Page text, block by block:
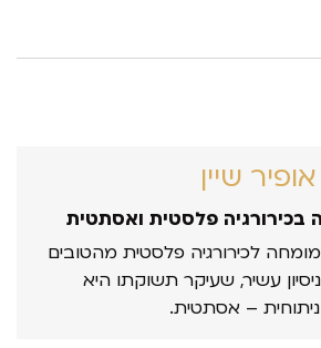
שיין
בכירורגיה פלסטית ואסתטית
מומחה לכירורגיה פלסטית מהטובים
עשיר, שעיקר תשוקתו היא
– אסתטית.